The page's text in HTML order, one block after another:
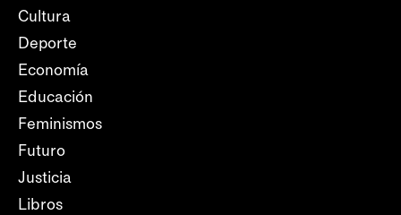
Cultura
Deporte
Economía
Educación
Feminismos
Futuro
Justicia
Libros